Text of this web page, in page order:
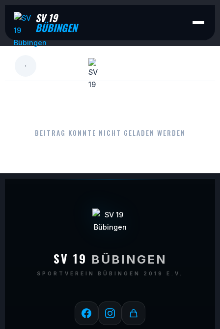
SV 19
BÜBINGEN
BEITRAG KONNTE NICHT GELADEN WERDEN
SV 19 BÜBINGEN
SPORTVEREIN BÜBINGEN 2019 E.V.